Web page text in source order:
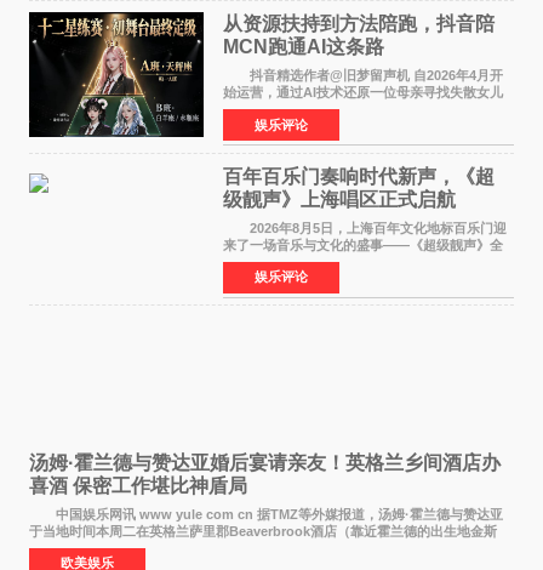
从资源扶持到方法陪跑，抖音陪
MCN跑通AI这条路
抖音精选作者@旧梦留声机 自2026年4月开
始运营，通过AI技术还原一位母亲寻找失散女儿
的故事，凭借强情感表达获得大量用户关注，发
布仅21小时便获得超1亿曝光、超1000万互动。
此后，账号持续沿
娱乐评论
百年百乐门奏响时代新声，《超
级靓声》上海唱区正式启航
2026年8月5日，上海百年文化地标百乐门迎
来了一场音乐与文化的盛事——《超级靓声》全
国励志音乐公益节目上海唱区新闻发布会暨启动
仪式在此隆重举行。各界领导、嘉宾与媒体朋友
齐聚一堂，共同
娱乐评论
汤姆·霍兰德与赞达亚婚后宴请亲友！英格兰乡间酒店办
喜酒 保密工作堪比神盾局
中国娱乐网讯 www yule com cn 据TMZ等外媒报道，汤姆·霍兰德与赞达亚
于当地时间本周二在英格兰萨里郡Beaverbrook酒店（靠近霍兰德的出生地金斯
顿）举办婚宴，邀请家人与朋友们喝喜酒，庆祝
欧美娱乐